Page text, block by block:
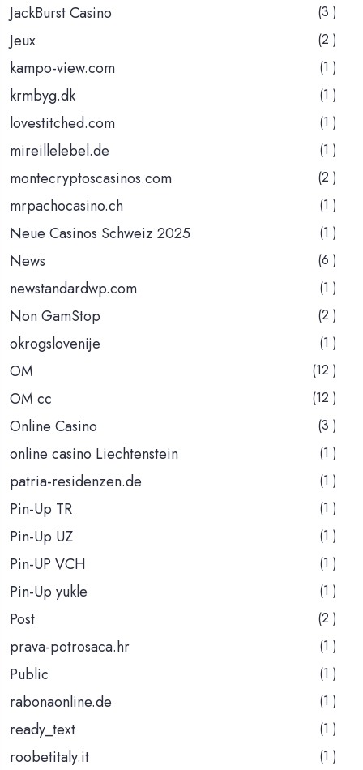
JackBurst Casino (3 )
Jeux (2 )
kampo-view.com (1 )
krmbyg.dk (1 )
lovestitched.com (1 )
mireillelebel.de (1 )
montecryptoscasinos.com (2 )
mrpachocasino.ch (1 )
Neue Casinos Schweiz 2025 (1 )
News (6 )
newstandardwp.com (1 )
Non GamStop (2 )
okrogslovenije (1 )
OM (12 )
OM cc (12 )
Online Casino (3 )
online casino Liechtenstein (1 )
patria-residenzen.de (1 )
Pin-Up TR (1 )
Pin-Up UZ (1 )
Pin-UP VCH (1 )
Pin-Up yukle (1 )
Post (2 )
prava-potrosaca.hr (1 )
Public (1 )
rabonaonline.de (1 )
ready_text (1 )
roobetitaly.it (1 )